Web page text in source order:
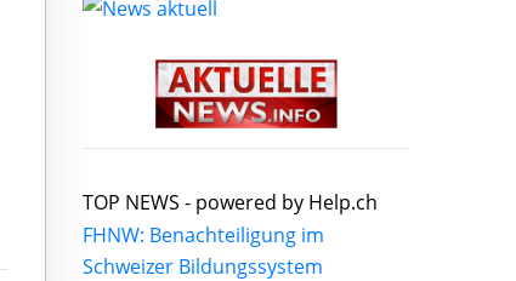
TOP NEWS - powered by Help.ch
FHNW: Benachteiligung im
Schweizer Bildungssystem